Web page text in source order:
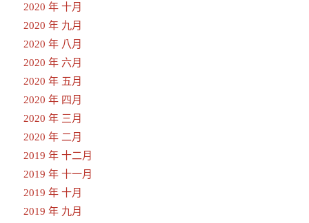
2020 年 十月
2020 年 九月
2020 年 八月
2020 年 六月
2020 年 五月
2020 年 四月
2020 年 三月
2020 年 二月
2019 年 十二月
2019 年 十一月
2019 年 十月
2019 年 九月